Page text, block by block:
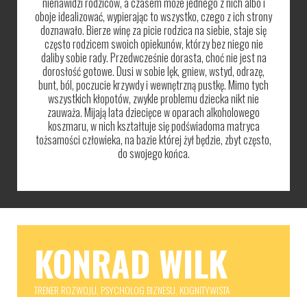
oboje idealizować, wypierając to wszystko, czego z ich strony
doznawało. Bierze winę za picie rodzica na siebie, staje się
często rodzicem swoich opiekunów, którzy bez niego nie
daliby sobie rady. Przedwcześnie dorasta, choć nie jest na
dorosłość gotowe. Dusi w sobie lęk, gniew, wstyd, odrazę,
bunt, ból, poczucie krzywdy i wewnętrzną pustkę. Mimo tych
wszystkich kłopotów, zwykle problemu dziecka nikt nie
zauważa. Mijają lata dziecięce w oparach alkoholowego
koszmaru, w nich kształtuje się podświadoma matryca
tożsamości człowieka, na bazie której żył będzie, zbyt często,
do swojego końca.
KONRAD WILK
TRENER ROZWOJU, PSYCHOLOG BIZNESU, KOGNITYWISTA